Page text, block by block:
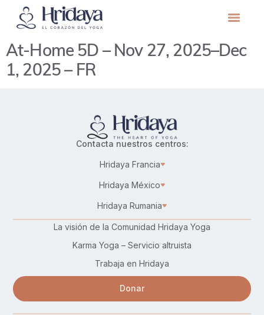
At-Home 5D – Nov 27, 2025–Dec
1, 2025 – FR
Contacta nuestros centros:
Hridaya Francia
Hridaya México
Hridaya Rumania
La visión de la Comunidad Hridaya Yoga
Karma Yoga – Servicio altruista
Trabaja en Hridaya
Donar